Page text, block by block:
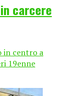
carcere
in centro a
19enne